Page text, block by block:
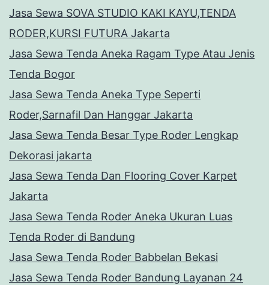
Jasa Sewa SOVA STUDIO KAKI KAYU,TENDA
RODER,KURSI FUTURA Jakarta
Jasa Sewa Tenda Aneka Ragam Type Atau Jenis
Tenda Bogor
Jasa Sewa Tenda Aneka Type Seperti
Roder,Sarnafil Dan Hanggar Jakarta
Jasa Sewa Tenda Besar Type Roder Lengkap
Dekorasi jakarta
Jasa Sewa Tenda Dan Flooring Cover Karpet
Jakarta
Jasa Sewa Tenda Roder Aneka Ukuran Luas
Tenda Roder di Bandung
Jasa Sewa Tenda Roder Babbelan Bekasi
Jasa Sewa Tenda Roder Bandung Layanan 24